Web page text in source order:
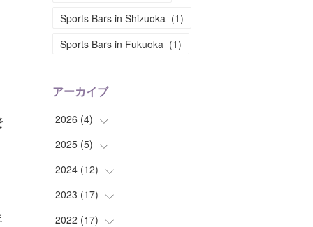
Sports Bars in Shizuoka (1)
Sports Bars in Fukuoka (1)
アーカイブ
2026 (4)
(2
(2)
2025 (5)
(1)
(1)
(1)
2024 (12)
(2)
(1)
2023 (17)
(4)
2022 (17)